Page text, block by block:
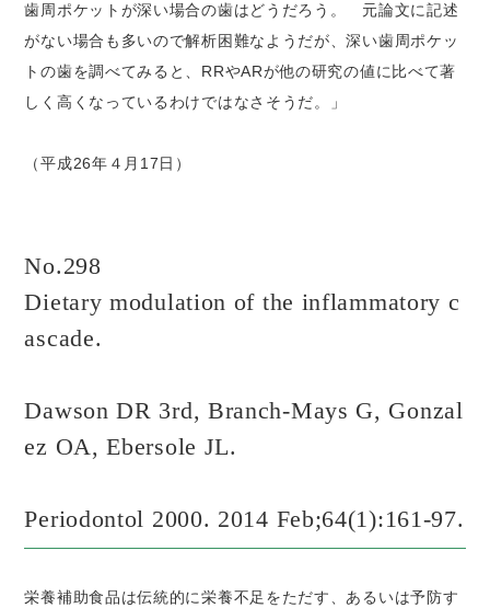
歯周ポケットが深い場合の歯はどうだろう。 元論文に記述
がない場合も多いので解析困難なようだが、深い歯周ポケッ
トの歯を調べてみると、RRやARが他の研究の値に比べて著
しく高くなっているわけではなさそうだ。」
（平成26年４月17日）
No.298
Dietary modulation of the inflammatory c
ascade.
Dawson DR 3rd, Branch-Mays G, Gonzal
ez OA, Ebersole JL.
Periodontol 2000. 2014 Feb;64(1):161-97.
栄養補助食品は伝統的に栄養不足をただす、あるいは予防す